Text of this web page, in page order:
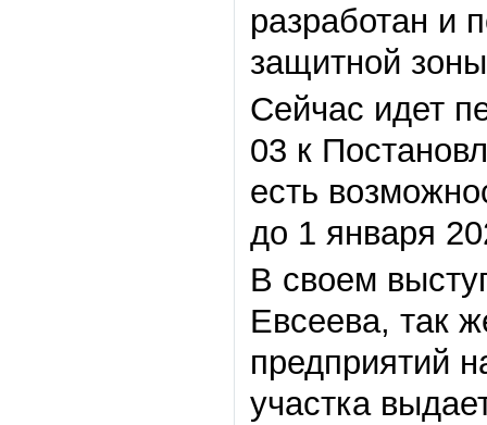
разработан и
защитной
Сейчас идет
03 к
есть
до 1 января
В своем
Евсеева, так
предприятий
участка